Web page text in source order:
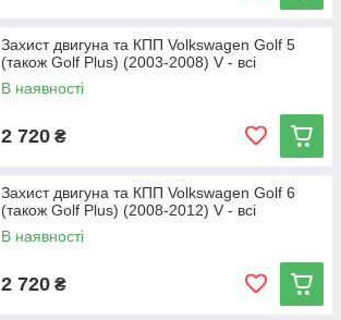
Захист двигуна та КПП Volkswagen Golf 5
(також Golf Plus) (2003-2008) V - всі
В наявності
2 720 ₴
Захист двигуна та КПП Volkswagen Golf 6
(також Golf Plus) (2008-2012) V - всі
В наявності
2 720 ₴